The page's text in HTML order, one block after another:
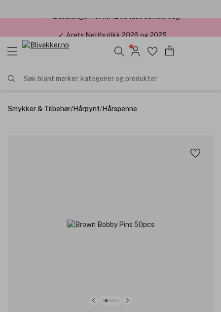
Søk blant merker, kategorier og produkter
Smykker & Tilbehør/Hårpynt/Hårspenne